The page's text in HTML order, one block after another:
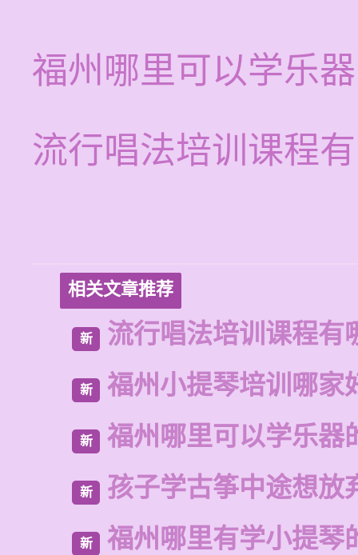
福州哪里可以学乐
流行唱法培训课程
相关文章推荐
新 流行唱法培训课程有
新 福州小提琴培训哪家
新 福州哪里可以学乐器
新 孩子学古筝中途想放
新 福州哪里有学小提琴